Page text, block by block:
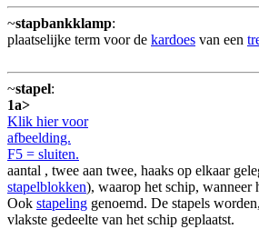
~stapbankklamp:
plaatselijke term voor de kardoes van een
~stapel:
1a>
Klik hier voor
afbeelding.
F5 = sluiten.
aantal , twee aan twee, haaks op elkaar
stapelblokken), waarop het schip, wanneer
Ook stapeling genoemd. De stapels
vlakste gedeelte van het schip geplaatst.